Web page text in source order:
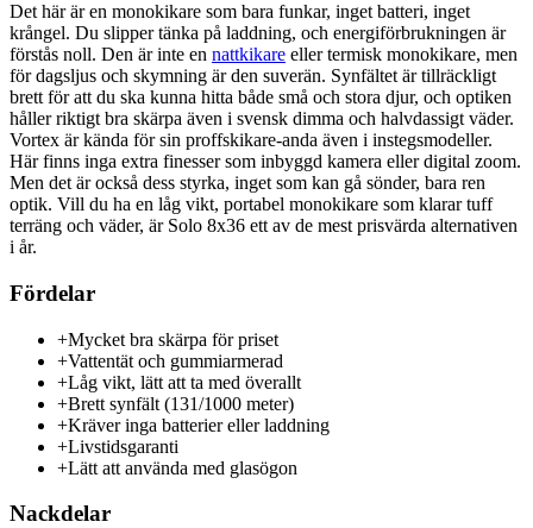
Det här är en monokikare som bara funkar, inget batteri, inget
krångel. Du slipper tänka på laddning, och energiförbrukningen är
förstås noll. Den är inte en nattkikare eller termisk monokikare, men
för dagsljus och skymning är den suverän. Synfältet är tillräckligt
brett för att du ska kunna hitta både små och stora djur, och optiken
håller riktigt bra skärpa även i svensk dimma och halvdassigt väder.
Vortex är kända för sin proffskikare-anda även i instegsmodeller.
Här finns inga extra finesser som inbyggd kamera eller digital zoom.
Men det är också dess styrka, inget som kan gå sönder, bara ren
optik. Vill du ha en låg vikt, portabel monokikare som klarar tuff
terräng och väder, är Solo 8x36 ett av de mest prisvärda alternativen
i år.
Fördelar
+Mycket bra skärpa för priset
+Vattentät och gummiarmerad
+Låg vikt, lätt att ta med överallt
+Brett synfält (131/1000 meter)
+Kräver inga batterier eller laddning
+Livstidsgaranti
+Lätt att använda med glasögon
Nackdelar